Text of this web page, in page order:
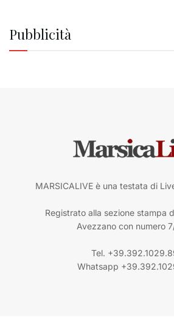
Pubblicità
MARSICALIVE è una testata di
Registrato alla sezione stampa
Avezzano con numero
Tel.
Whatsapp